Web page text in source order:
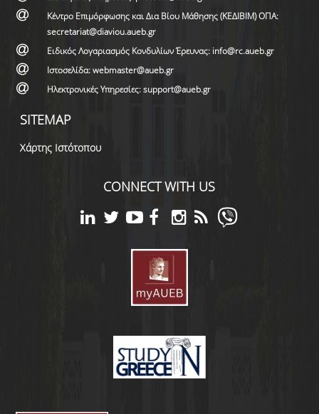
Κέντρο Επιμόρφωσης και Δια Βίου Μάθησης (ΚΕΔΙΒΙΜ) ΟΠΑ:
secretariat@diaviou.aueb.gr
Ειδικός Λογαριασμός Κονδυλίων Έρευνας: info@rc.aueb.gr
Ιστοσελίδα: webmaster@aueb.gr
Ηλεκτρονικές Υπηρεσίες: support@aueb.gr
SITEMAP
Χάρτης Ιστότοπου
CONNECT WITH US